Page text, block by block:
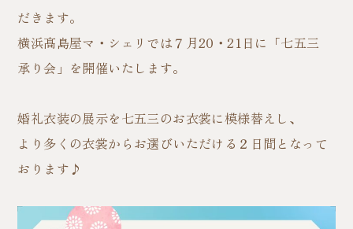
だきます。
横浜髙島屋マ・シェリでは７月20・21日に「七五三
承り会」を開催いたします。
婚礼衣装の展示を七五三のお衣裳に模様替えし、
より多くの衣裳からお選びいただける２日間となって
おります♪